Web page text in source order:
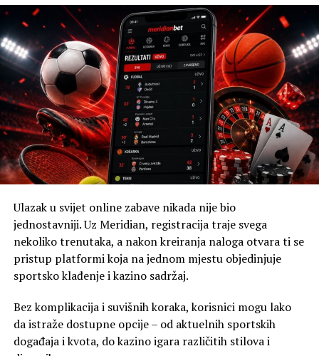
Ulazak u svijet online zabave nikada nije bio
jednostavniji. Uz Meridian, registracija traje svega
nekoliko trenutaka, a nakon kreiranja naloga otvara ti se
pristup platformi koja na jednom mjestu objedinjuje
sportsko klađenje i kazino sadržaj.
Bez komplikacija i suvišnih koraka, korisnici mogu lako
da istraže dostupne opcije – od aktuelnih sportskih
događaja i kvota, do kazino igara različitih stilova i